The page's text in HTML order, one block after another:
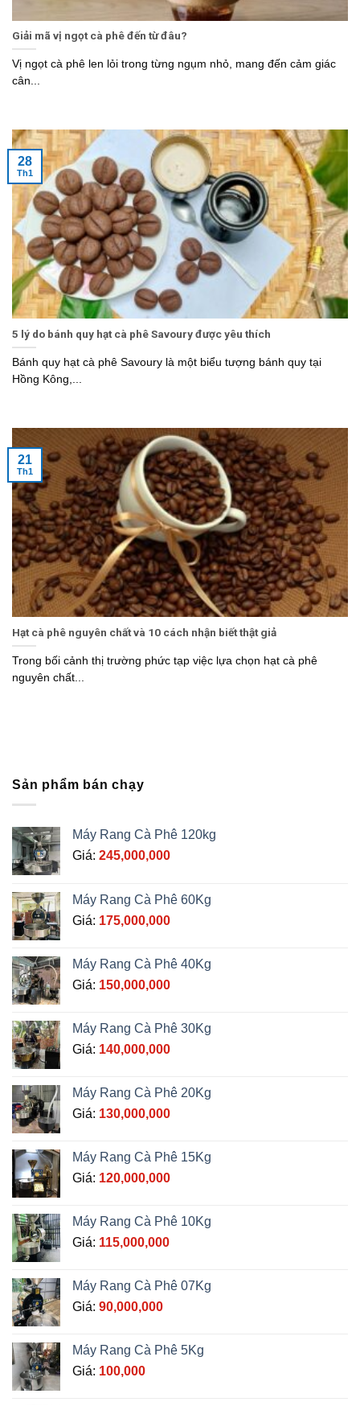
Giải mã vị ngọt cà phê đến từ đâu?
Vị ngọt cà phê len lỏi trong từng ngụm nhỏ, mang đến cảm giác
cân...
5 lý do bánh quy hạt cà phê Savoury được yêu thích
Bánh quy hạt cà phê Savoury là một biểu tượng bánh quy tại
Hồng Kông,...
28
Th1
Hạt cà phê nguyên chất và 10 cách nhận biết thật giả
Trong bối cảnh thị trường phức tạp việc lựa chọn hạt cà phê
nguyên chất...
21
Th1
Sản phẩm bán chạy
Máy Rang Cà Phê 120kg
Giá: 245,000,000
Máy Rang Cà Phê 60Kg
Giá: 175,000,000
Máy Rang Cà Phê 40Kg
Giá: 150,000,000
Máy Rang Cà Phê 30Kg
Giá: 140,000,000
Máy Rang Cà Phê 20Kg
Giá: 130,000,000
Máy Rang Cà Phê 15Kg
Giá: 120,000,000
Máy Rang Cà Phê 10Kg
Giá: 115,000,000
Máy Rang Cà Phê 07Kg
Giá: 90,000,000
Máy Rang Cà Phê 5Kg
Giá: 100,000